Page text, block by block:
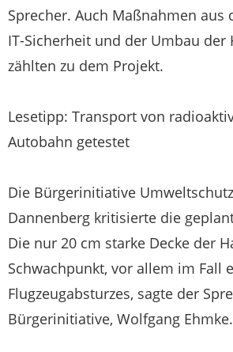
Sprecher. Auch Maßnahmen aus
IT-Sicherheit und der Umbau der
zählten zu dem Projekt.
Lesetipp: Transport von
Autobahn getestet
Die Bürgerinitiative
Dannenberg kritisierte die
Die nur 20 cm starke Decke der
Schwachpunkt, vor allem im Fall
Flugzeugabsturzes, sagte der
Bürgerinitiative, Wolfgang Ehmke.